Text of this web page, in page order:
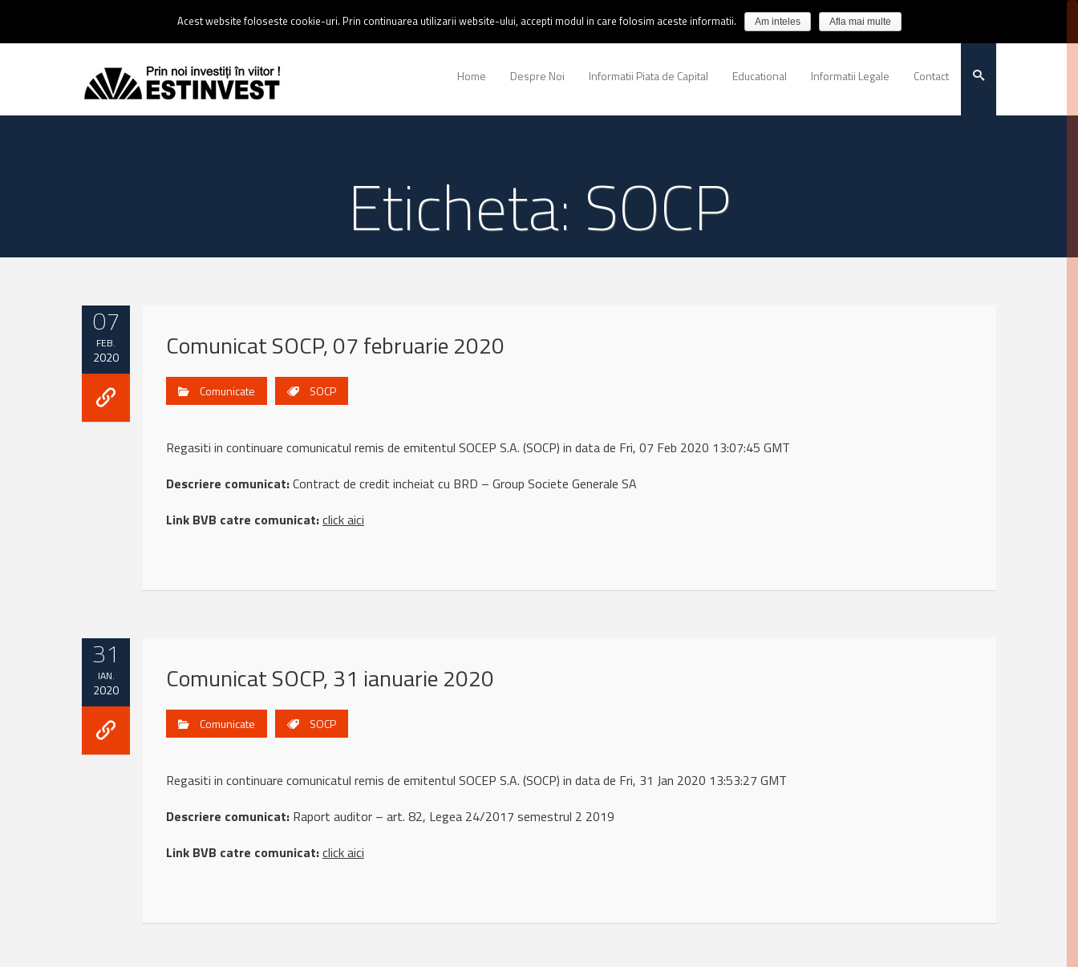
0237 238 900 |Email :contact@estinvest.ro
Home Despre Noi Informatii Piata de Capital Educational Informatii Legale Contact
Eticheta: SOCP
07
FEB.
2020 Comunicat SOCP, 07 februarie 2020
Comunicate SOCP
Regasiti in continuare comunicatul remis de emitentul SOCEP S.A. (SOCP) in data de Fri, 07 Feb 2020 13:07:45 GMT
Descriere comunicat:Contract de credit incheiat cu BRD – Group Societe Generale SA
Link BVB catre comunicat:click aici
31
IAN.
2020 Comunicat SOCP, 31 ianuarie 2020
Comunicate SOCP
Regasiti in continuare comunicatul remis de emitentul SOCEP S.A. (SOCP) in data de Fri, 31 Jan 2020 13:53:27 GMT
Descriere comunicat: Raport auditor – art. 82, Legea 24/2017 semestrul 2 2019
Link BVB catre comunicat:click aici
Acest website foloseste cookie-uri. Prin continuarea utilizarii website-ului, accepti modul in care folosim aceste informatii. Am inteles Afla mai multe